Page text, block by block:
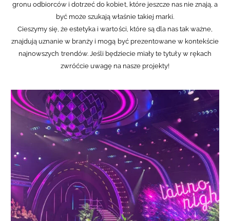
gronu odbiorców i dotrzeć do kobiet, które jeszcze nas nie znają, a
być może szukają właśnie takiej marki.
Cieszymy się, że estetyka i wartości, które są dla nas tak ważne,
znajdują uznanie w branży i mogą być prezentowane w kontekście
najnowszych trendów. Jeśli będziecie miały te tytuły w rękach
zwróćcie uwagę na nasze projekty!